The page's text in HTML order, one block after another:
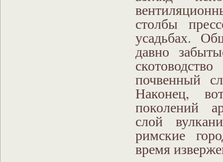
столбы
усадьбах.
давно
почвенный
Наконец,
поколений
слой
римские
время